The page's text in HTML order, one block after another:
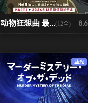
动物狂想曲 最...(12全) 8.6
蓝光